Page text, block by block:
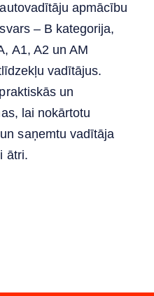
apmācību
– B kategorija,
A1, A2 un AM
vadītājus.
un
lai nokārtotu
saņemtu vadītāja
ātri.